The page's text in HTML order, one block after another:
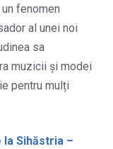
fenomen
al unei noi
sa
muzicii și modei
pentru mulți
la Sihăstria –